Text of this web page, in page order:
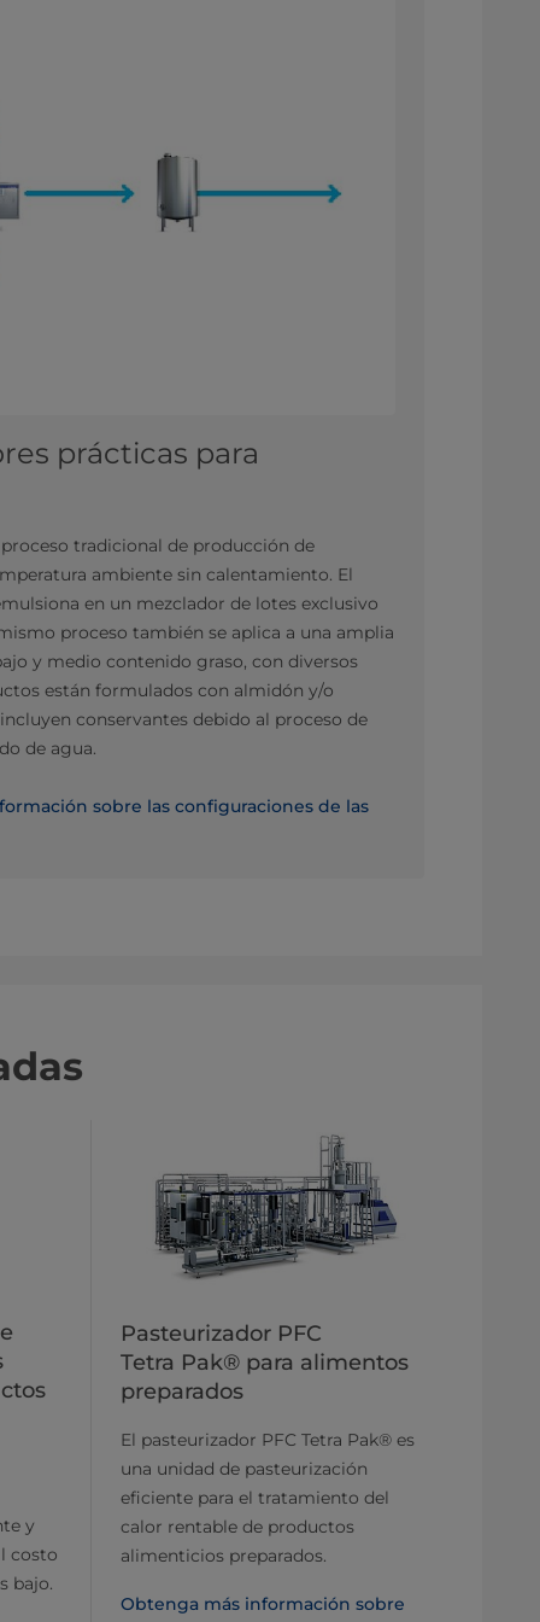
prácticas para
tradicional de producción de
ambiente sin calentamiento. El
en un mezclador de lotes exclusivo
proceso también se aplica a una amplia
y medio contenido graso, con diversos
están formulados con almidón y/o
conservantes debido al proceso de
de agua.
sobre las configuraciones de las
y
costo
bajo.
Pasteurizador PFC
Tetra Pak® para alimentos
preparados
El pasteurizador PFC Tetra Pak® es
una unidad de pasteurización
eficiente para el tratamiento del
calor rentable de productos
alimenticios preparados.
Obtenga más información sobre